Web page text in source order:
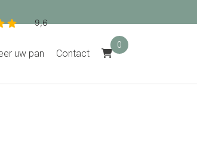
uw pan Contact
0